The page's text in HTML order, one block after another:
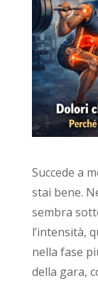
Succede a
stai bene.
sembra
l’intensità,
nella fase
della gara,